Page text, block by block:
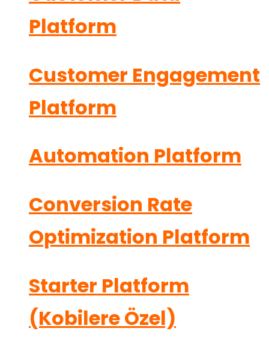
Platform
Customer Engagement
Platform
Automation Platform
Conversion Rate
Optimization Platform
Starter Platform
(Kobilere Özel)